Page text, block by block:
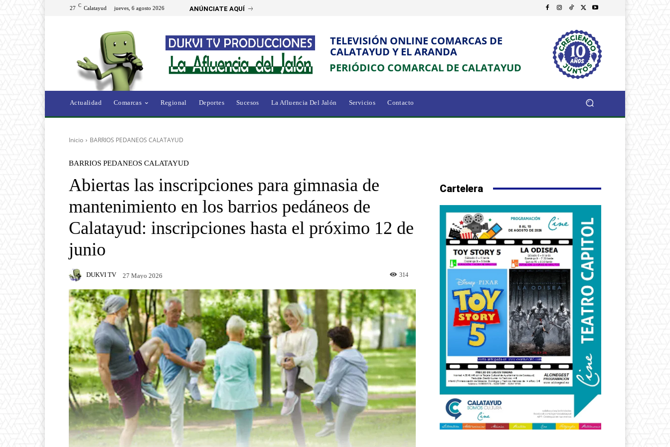
27 C Calatayud jueves, 6 agosto 2026 ANÚNCIATE AQUÍ
TELEVISIÓN ONLINE COMARCAS DE
CALATAYUD Y EL ARANDA
PERIÓDICO COMARCAL DE CALATAYUD
Actualidad Comarcas Regional Deportes Sucesos La Afluencia Del Jalón Servicios Contacto
Inicio BARRIOS PEDANEOS CALATAYUD
BARRIOS PEDANEOS CALATAYUD
Abiertas las inscripciones para gimnasia de
mantenimiento en los barrios pedáneos de
Calatayud: inscripciones hasta el próximo 12 de
junio
DUKVI TV 27 Mayo 2026 314
Cartelera